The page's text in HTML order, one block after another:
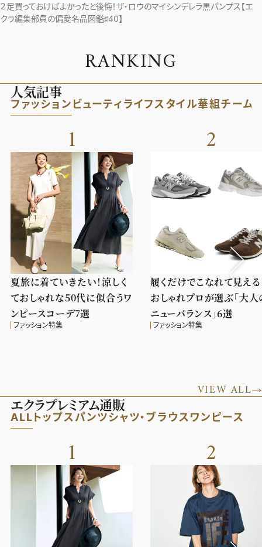
２足買っておけばよかったと後悔！ザ・ロウのマイシンデレラ黒パンプス【エ
クラ編集部員の偏愛名品図鑑♯40】
RANKING
人気記事
ファッション ビューティライフスタイル華組チーム
1
夏旅に着ていきたい！涼しく
ておしゃれな50代に似合うワ
ンピースコーデ7選
ファッション特集
2
履くだけでこなれて見える
おしゃれプロが選ぶ「大人
ニューバランス」6選
ファッション特集
VIEW ALL
エクラプレミアム通販
ALLトップス パンツシャツ・ブラウス ワンピース
1 2